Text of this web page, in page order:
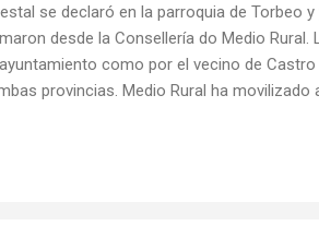
se declaró en la parroquia de Torbeo
desde la Consellería do Medio Rural.
como por el vecino de Castro
provincias. Medio Rural ha movilizado